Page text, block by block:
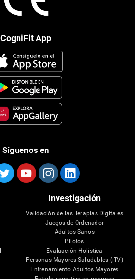
CogniFit App
Síguenos en
Investigación
Validación de las Terapias Digitales
Juegos de Ordenador
Adultos Sanos
Pilotos
Evaluación Holistica
Personas Mayores Saludables (iTV)
Entrenamiento Adultos Mayores